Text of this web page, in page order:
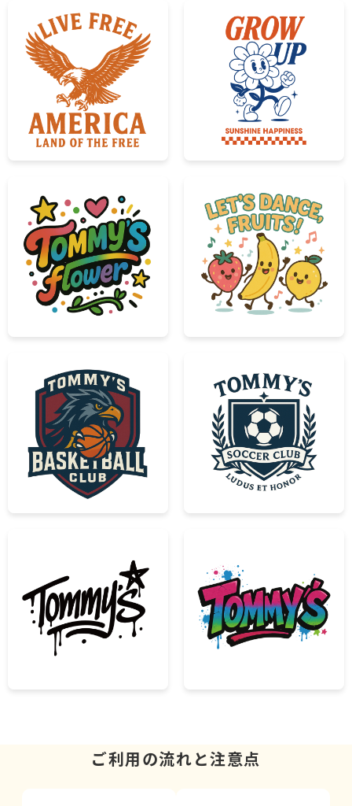
ご利用の流れと注意点